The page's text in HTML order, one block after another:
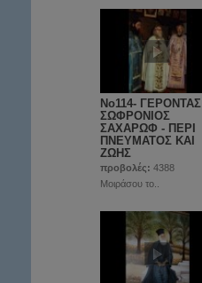
No114- ΓΕΡΟΝΤΑΣ
ΣΩΦΡΟΝΙΟΣ
ΣΑΧΑΡΩΦ - ΠΕΡΙ
ΠΝΕΥΜΑΤΟΣ ΚΑΙ
ΖΩΗΣ
προβολές: 4388
Μοιράσου το..